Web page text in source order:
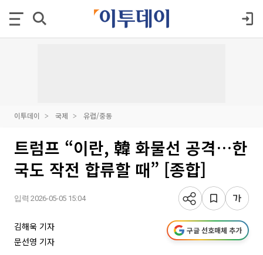
이투데이 국제 유럽/중동
트럼프 “이란, 韓 화물선 공격…한
국도 작전 합류할 때” [종합]
입력 2026-05-05 15:04
김해욱 기자
문선영 기자
구글 선호매체 추가